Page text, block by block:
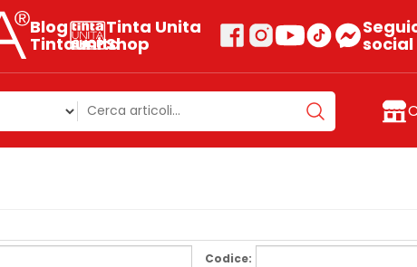
Blog
Tintaunita
Tinta Unita
Shop social
Codice: